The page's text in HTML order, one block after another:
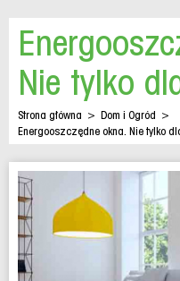
Nie tylko
Strona główna > Dom i Ogród >
Energooszczędne okna. Nie tylko